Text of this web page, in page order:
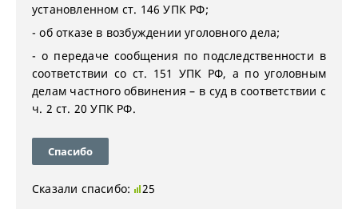
установленном ст. 146 УПК РФ;
- об отказе в возбуждении уголовного дела;
- о передаче сообщения по подследственности в
соответствии со ст. 151 УПК РФ, а по уголовным
делам частного обвинения – в суд в соответствии с
ч. 2 ст. 20 УПК РФ.
Спасибо
Сказали спасибо: 25